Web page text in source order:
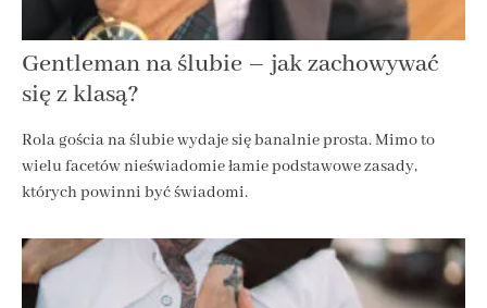
Gentleman na ślubie – jak zachowywać
się z klasą?
Rola gościa na ślubie wydaje się banalnie prosta. Mimo to
wielu facetów nieświadomie łamie podstawowe zasady,
których powinni być świadomi.